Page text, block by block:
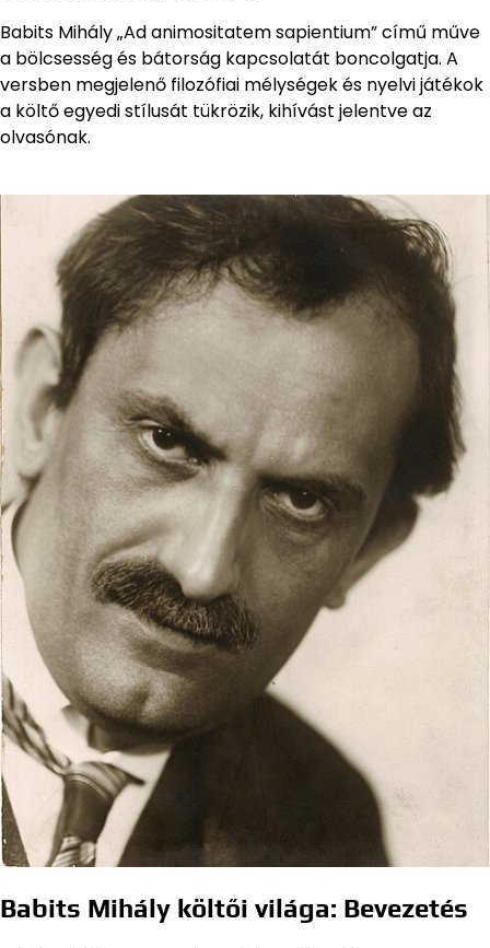
Babits Mihály „Ad animositatem sapientium” című műve
a bölcsesség és bátorság kapcsolatát boncolgatja. A
versben megjelenő filozófiai mélységek és nyelvi játékok
a költő egyedi stílusát tükrözik, kihívást jelentve az
olvasónak.
Babits Mihály költői világa: Bevezetés